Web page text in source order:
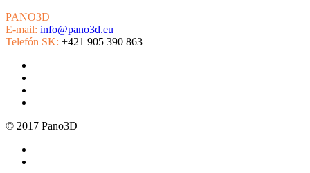
PANO3D
E-mail: info@pano3d.eu
Telefón SK: +421 905 390 863
© 2017 Pano3D